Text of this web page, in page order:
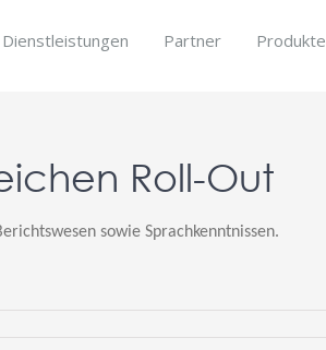
Dienstleistungen Partner Produkte
Roll-Out
sowie Sprachkenntnissen.